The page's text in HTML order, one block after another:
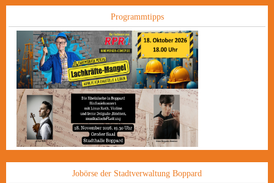
Programmtipps
Jobörse der Stadtverwaltung Boppard